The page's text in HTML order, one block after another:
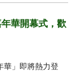
華開幕式，歡
」即將熱力登